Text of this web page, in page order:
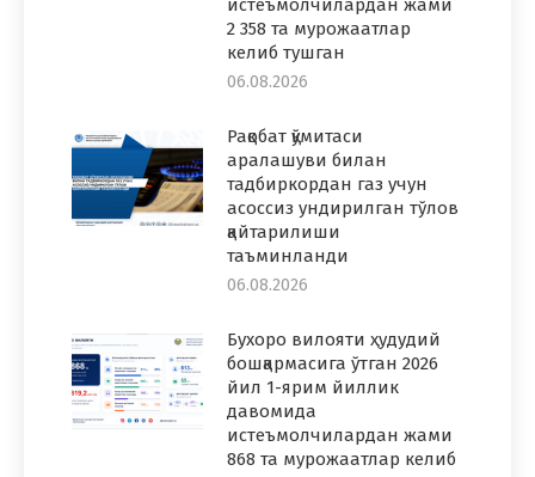
истеъмолчилардан жами
2 358 та мурожаатлар
келиб тушган
06.08.2026
Рақобат қўмитаси
аралашуви билан
тадбиркордан газ учун
асоссиз ундирилган тўлов
қайтарилиши
таъминланди
06.08.2026
Бухоро вилояти ҳудудий
бошқармасига ўтган 2026
йил 1-ярим йиллик
давомида
истеъмолчилардан жами
868 та мурожаатлар келиб